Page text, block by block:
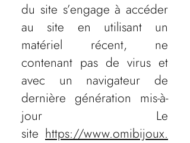
du site s’engage à accéder
au site en utilisant un
matériel récent, ne
contenant pas de virus et
avec un navigateur de
dernière génération mis-à-
jour Le
site https://www.omibijoux.